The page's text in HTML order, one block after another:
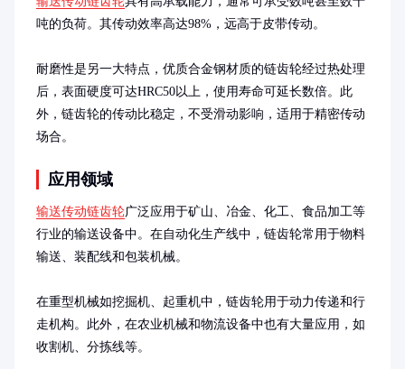
吨的负荷。其传动效率高达98%，远高于皮带传动。
耐磨性是另一大特点，优质合金钢材质的链齿轮经过热处理
后，表面硬度可达HRC50以上，使用寿命可延长数倍。此
外，链齿轮的传动比稳定，不受滑动影响，适用于精密传动
场合。
应用领域
输送传动链齿轮广泛应用于矿山、冶金、化工、食品加工等
行业的输送设备中。在自动化生产线中，链齿轮常用于物料
输送、装配线和包装机械。
在重型机械如挖掘机、起重机中，链齿轮用于动力传递和行
走机构。此外，在农业机械和物流设备中也有大量应用，如
收割机、分拣线等。